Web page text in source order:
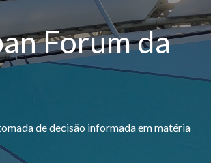
Forum da
de decisão informada em matéria